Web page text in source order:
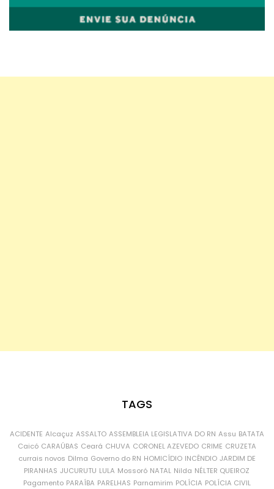
TAGS
ACIDENTE Alcaçuz ASSALTO ASSEMBLEIA LEGISLATIVA DO RN Assu BATATA
Caicó CARAÚBAS Ceará CHUVA CORONEL AZEVEDO CRIME CRUZETA
currais novos Dilma Governo do RN HOMICÍDIO INCÊNDIO JARDIM DE
PIRANHAS JUCURUTU LULA Mossoró NATAL Nilda NÉLTER QUEIROZ
Pagamento PARAÍBA PARELHAS Parnamirim POLÍCIA POLÍCIA CIVIL